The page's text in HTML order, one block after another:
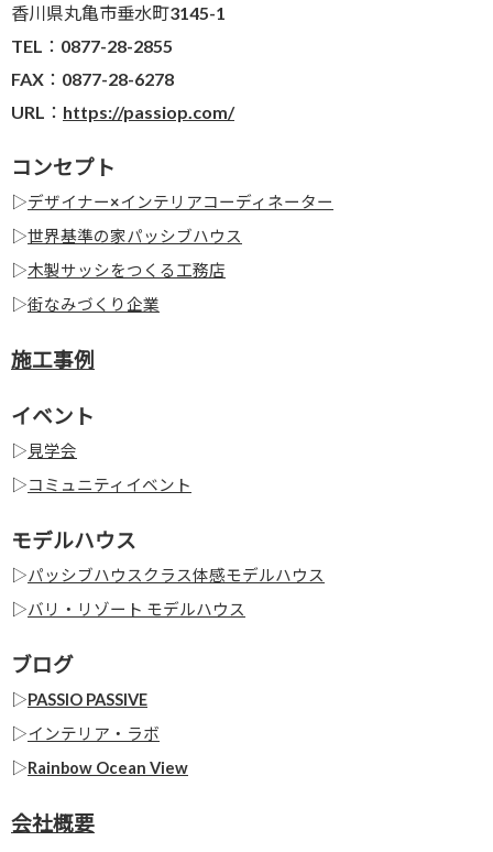
香川県丸亀市垂水町3145-1
TEL：0877-28-2855
FAX：0877-28-6278
URL： https://passiop.com/
コンセプト
▷デザイナー×インテリアコーディネーター
▷世界基準の家パッシブハウス
▷木製サッシをつくる工務店
▷街なみづくり企業
施工事例
イベント
▷ 見学会
▷コミュニティイベント
モデルハウス
▷パッシブハウスクラス体感モデルハウス
▷バリ・リゾート モデルハウス
ブログ
▷PASSIO PASSIVE
▷インテリア・ラボ
▷Rainbow Ocean View
会社概要